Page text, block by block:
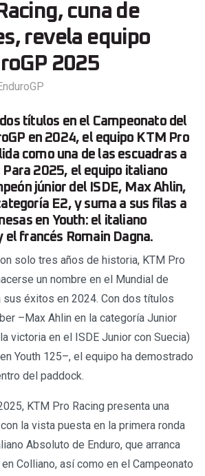
cuna de
revela equipo
2025
títulos en el Campeonato del
en 2024, el equipo KTM Pro
como una de las escuadras a
2025, el equipo italiano
júnior del ISDE, Max Ahlin,
E2, y suma a sus filas a
en Youth: el italiano
el francés Romain Dagna.
solo tres años de historia, KTM Pro
un nombre en el Mundial de
sus éxitos en 2024. Con dos títulos
–Max Ahlin en la categoría Junior
victoria en el ISDE Junior con Suecia)
Youth 125–, el equipo ha demostrado
del paddock.
KTM Pro Racing presenta una
la vista puesta en la primera ronda
Absoluto de Enduro, que arranca
Colliano, así como en el Campeonato